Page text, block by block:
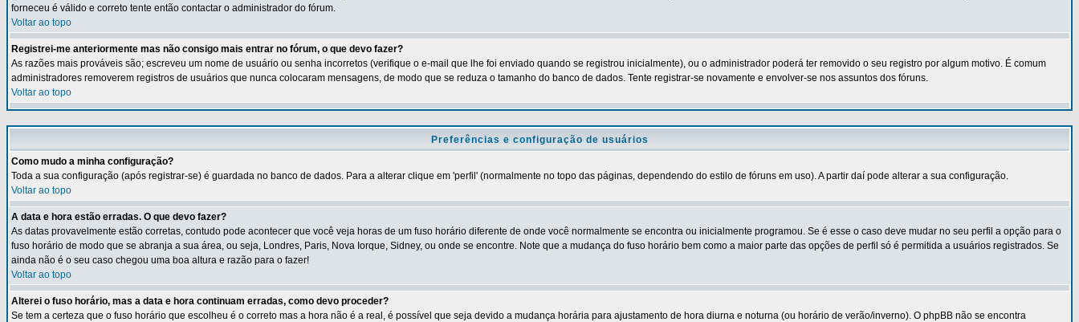
forneceu é válido e correto tente então contactar o administrador do fórum.
Voltar ao topo
Registrei-me anteriormente mas não consigo mais entrar no fórum, o que devo fazer?
As razões mais prováveis são; escreveu um nome de usuário ou senha incorretos (verifique o e-mail que lhe foi enviado quando se registrou inicialmente), ou o administrador poderá ter removido o seu registro por algum motivo. É comum
administradores removerem registros de usuários que nunca colocaram mensagens, de modo que se reduza o tamanho do banco de dados. Tente registrar-se novamente e envolver-se nos assuntos dos fóruns.
Voltar ao topo
Preferências e configuração de usuários
Como mudo a minha configuração?
Toda a sua configuração (após registrar-se) é guardada no banco de dados. Para a alterar clique em 'perfil' (normalmente no topo das páginas, dependendo do estilo de fóruns em uso). A partir daí pode alterar a sua configuração.
Voltar ao topo
A data e hora estão erradas. O que devo fazer?
As datas provavelmente estão corretas, contudo pode acontecer que você veja horas de um fuso horário diferente de onde você normalmente se encontra ou inicialmente programou. Se é esse o caso deve mudar no seu perfil a opção para o
fuso horário de modo que se abranja a sua área, ou seja, Londres, Paris, Nova Iorque, Sidney, ou onde se encontre. Note que a mudança do fuso horário bem como a maior parte das opções de perfil só é permitida a usuários registrados. Se
ainda não é o seu caso chegou uma boa altura e razão para o fazer!
Voltar ao topo
Alterei o fuso horário, mas a data e hora continuam erradas, como devo proceder?
Se tem a certeza que o fuso horário que escolheu é o correto mas a hora não é a real, é possível que seja devido a mudança horária para ajustamento de hora diurna e noturna (ou horário de verão/inverno). O phpBB não se encontra